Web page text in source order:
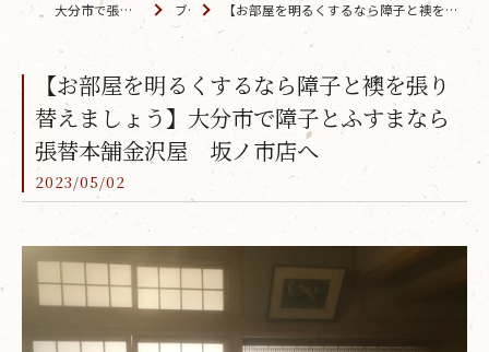
大分市で張替えなら「金沢屋 坂ノ市店」 ブログ 【お部屋を明るくするなら障子と襖を張り替えましょう】大分市で障子とふすまなら張替本舗金沢屋 坂ノ市店へ
【お部屋を明るくするなら障子と襖を張り
替えましょう】大分市で障子とふすまなら
張替本舗金沢屋 坂ノ市店へ
2023/05/02